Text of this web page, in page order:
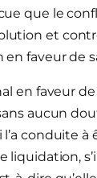
que le
et
en faveur de
en faveur
aucun
conduite à
liquidation,